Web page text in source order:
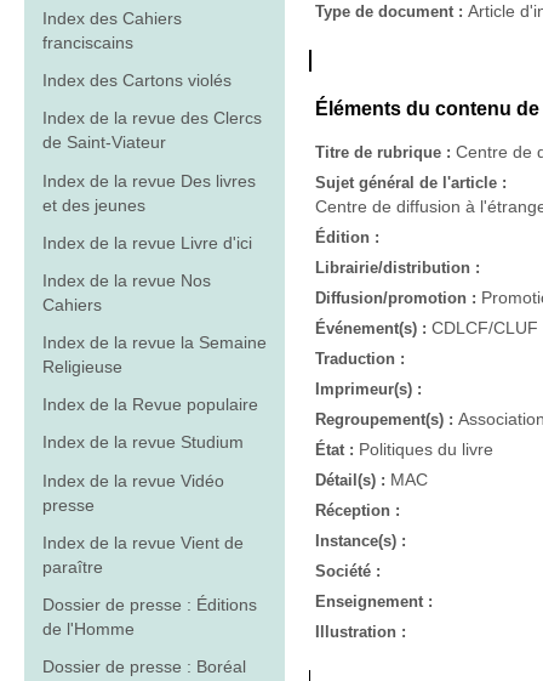
Index des Cahiers
franciscains
Index des Cartons violés
Index de la revue des Clercs
de Saint-Viateur
Index de la revue Des livres
et des jeunes
Index de la revue Livre d'ici
Index de la revue Nos
Cahiers
Index de la revue la Semaine
Religieuse
Index de la Revue populaire
Index de la revue Studium
Index de la revue Vidéo
presse
Index de la revue Vient de
paraître
Dossier de presse : Éditions
de l'Homme
Dossier de presse : Boréal
Type de document : Article
Éléments du contenu
Titre de rubrique : Centre de
Sujet général de l'article :
Centre de diffusion à
Édition :
Librairie/distribution :
Diffusion/promotion :
Événement(s) : CDLCF/CLUF
Traduction :
Imprimeur(s) :
Regroupement(s) :
État : Politiques du livre
Détail(s) : MAC
Réception :
Instance(s) :
Société :
Enseignement :
Illustration :